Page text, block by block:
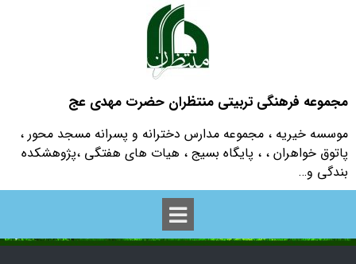
مجموعه فرهنگی تربیتی منتظران حضرت مهدی عج
موسسه خیریه ، مجموعه مدارس دخترانه و پسرانه مسجد محور ،
پاتوق خواهران ، ، پایگاه بسیج ، هیات های هفتگی ،پژوهشکده
بندگی و…